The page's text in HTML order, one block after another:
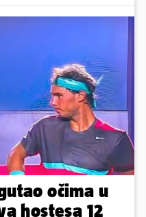
očima u
hostesa 12